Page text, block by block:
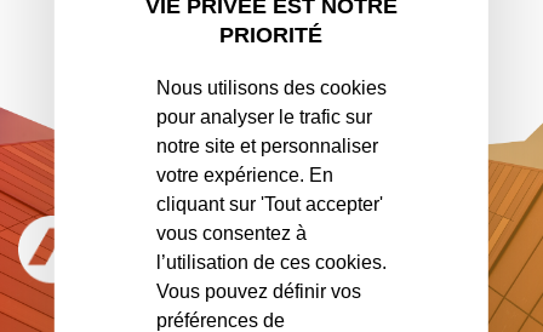
VIE PRIVÉE EST NOTRE
PRIORITÉ
Nous utilisons des cookies
pour analyser le trafic sur
notre site et personnaliser
votre expérience. En
cliquant sur 'Tout accepter'
vous consentez à
l’utilisation de ces cookies.
Vous pouvez définir vos
préférences de